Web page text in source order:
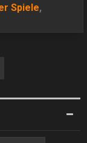
Spiele,